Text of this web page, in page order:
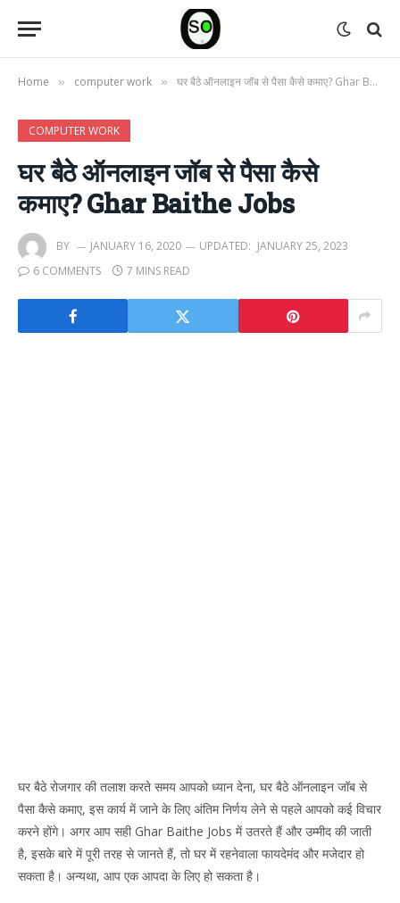
Home » computer work » घर बैठे ऑनलाइन जॉब से पैसा कैसे कमाए? Ghar Baithe Jobs
COMPUTER WORK
घर बैठे ऑनलाइन जॉब से पैसा कैसे
कमाए? Ghar Baithe Jobs
BY JANUARY 16, 2020 UPDATED: JANUARY 25, 2023
6 COMMENTS
7 MINS READ
घर बैठे रोजगार की तलाश करते समय आपको ध्यान देना, घर बैठे ऑनलाइन जॉब से
पैसा कैसे कमाए, इस कार्य में जाने के लिए अंतिम निर्णय लेने से पहले आपको कई विचार
करने होंगे। अगर आप सही Ghar Baithe Jobs में उतरते हैं और उम्मीद की जाती
है, इसके बारे में पूरी तरह से जानते हैं, तो घर में रहनेवाला फायदेमंद और मजेदार हो
सकता है। अन्यथा, आप एक आपदा के लिए हो सकता है।